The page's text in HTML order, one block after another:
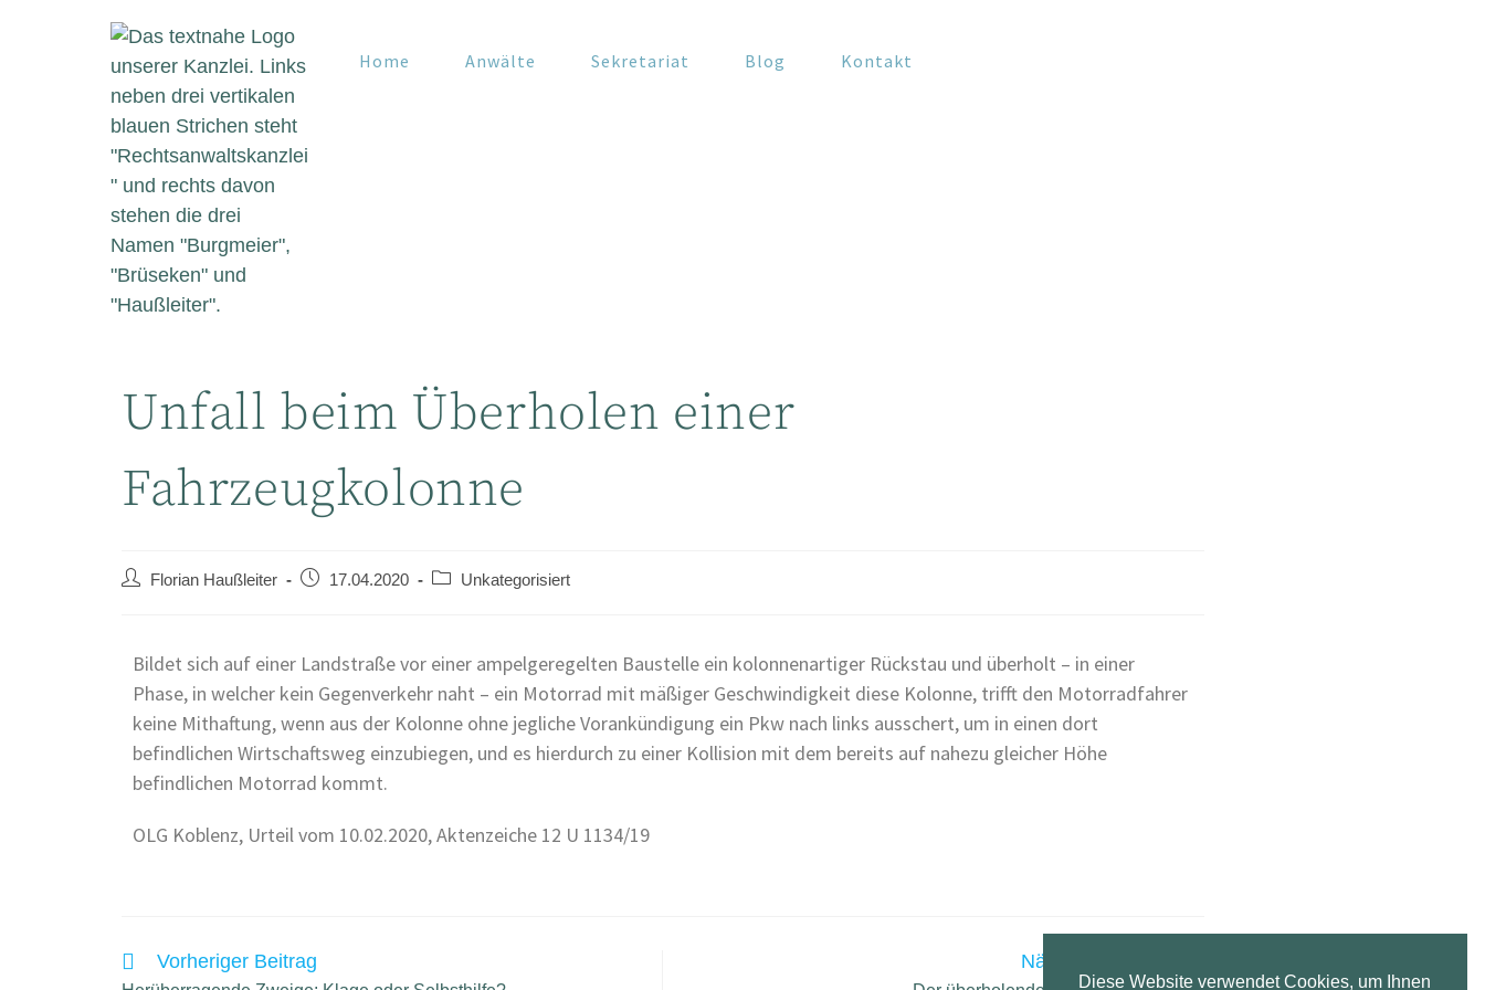
Home Anwälte Sekretariat Blog Kontakt
Unfall beim Überholen einer
Fahrzeugkolonne
Florian Haußleiter 17.04.2020 Unkategorisiert
Bildet sich auf einer Landstraße vor einer ampelgeregelten Baustelle ein kolonnenartiger Rückstau und überholt – in einer
Phase, in welcher kein Gegenverkehr naht – ein Motorrad mit mäßiger Geschwindigkeit diese Kolonne, trifft den Motorradfahrer
keine Mithaftung, wenn aus der Kolonne ohne jegliche Vorankündigung ein Pkw nach links ausschert, um in einen dort
befindlichen Wirtschaftsweg einzubiegen, und es hierdurch zu einer Kollision mit dem bereits auf nahezu gleicher Höhe
befindlichen Motorrad kommt.
OLG Koblenz, Urteil vom 10.02.2020, Aktenzeiche 12 U 1134/19
Vorheriger Beitrag Nächster Beitrag
Diese Website verwendet Cookies, um Ihnen